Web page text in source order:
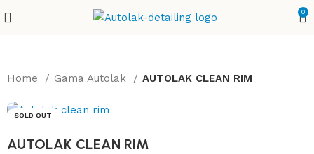
0
Home Gama Autolak AUTOLAK CLEAN RIM
SOLD OUT
AUTOLAK CLEAN RIM